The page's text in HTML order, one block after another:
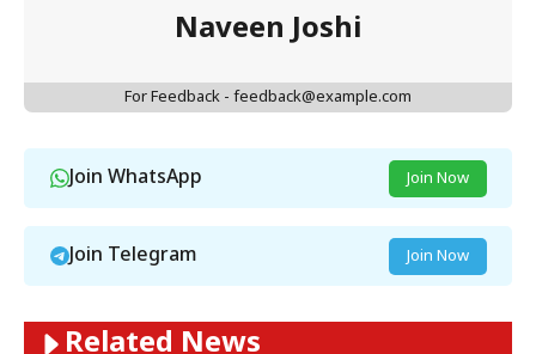
Naveen Joshi
For Feedback - feedback@example.com
Join WhatsApp Join Now
Join Telegram Join Now
Related News